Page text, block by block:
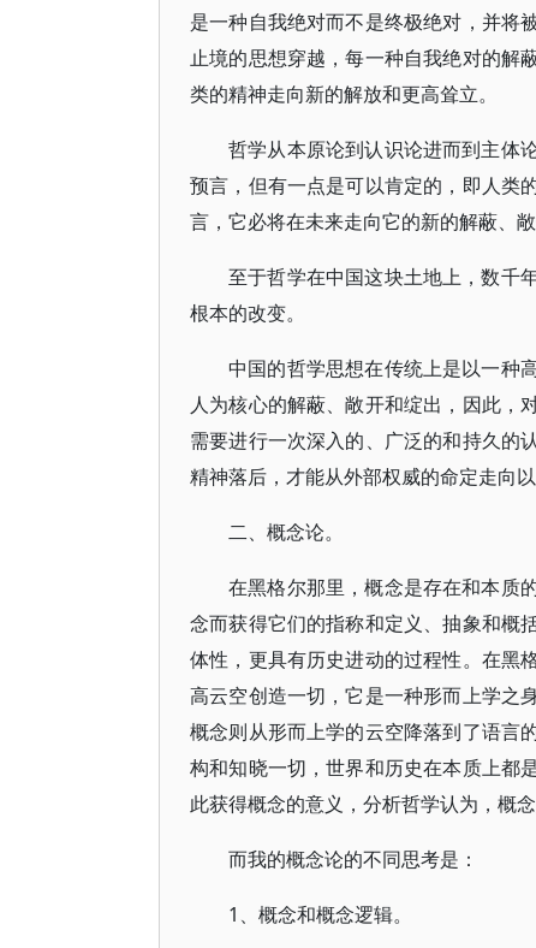
是一种自我绝对而不是终极绝对，并将
止境的思想穿越，每一种自我绝对的解
类的精神走向新的解放和更高耸立。
哲学从本原论到认识论进而到主体
预言，但有一点是可以肯定的，即人类
言，它必将在未来走向它的新的解蔽、敞
至于哲学在中国这块土地上，数千
根本的改变。
中国的哲学思想在传统上是以一种
人为核心的解蔽、敞开和绽出，因此，
需要进行一次深入的、广泛的和持久的
精神落后，才能从外部权威的命定走向
二、概念论。
在黑格尔那里，概念是存在和本质
念而获得它们的指称和定义、抽象和概
体性，更具有历史进动的过程性。在黑
高云空创造一切，它是一种形而上学之
概念则从形而上学的云空降落到了语言
构和知晓一切，世界和历史在本质上都
此获得概念的意义，分析哲学认为，概念
而我的概念论的不同思考是：
1、概念和概念逻辑。